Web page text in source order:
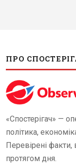
ПРО
«Спостерігач» —
політика,
Перевірені
протягом дня.